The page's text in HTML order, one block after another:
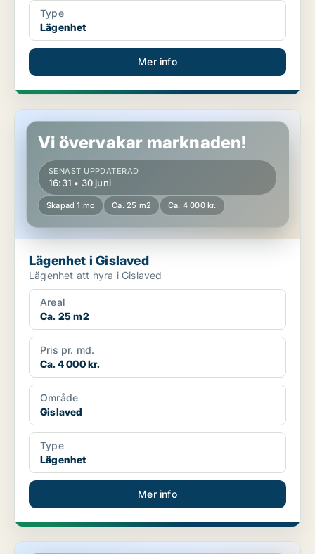
Type
Lägenhet
Mer info
Lägenhet i Gislaved
Vi övervakar marknaden!
SENAST UPPDATERAD
16:31 • 30 juni
Skapad 1 mo Ca. 25 m2 Ca. 4 000 kr.
Lägenhet i Gislaved
Lägenhet att hyra i Gislaved
Areal
Ca. 25 m2
Pris pr. md.
Ca. 4 000 kr.
Område
Gislaved
Type
Lägenhet
Mer info
Lägenhet i Gislaved, Anderstorp